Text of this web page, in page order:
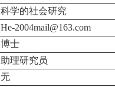
科学的社会研究
He-2004mail@163.com
博士
助理研究员
无